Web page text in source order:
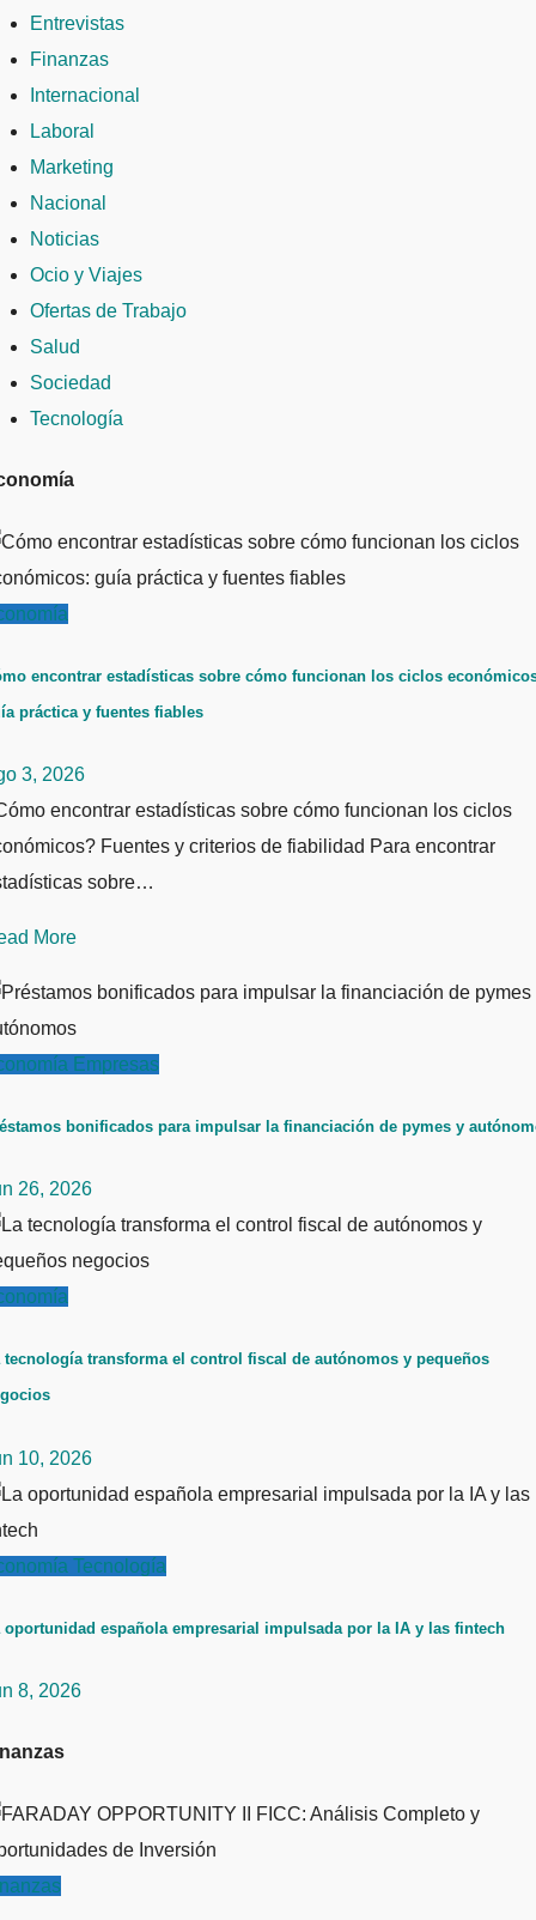
Entrevistas
Finanzas
Internacional
Laboral
Marketing
Nacional
Noticias
Ocio y Viajes
Ofertas de Trabajo
Salud
Sociedad
Tecnología
encontrar estadísticas sobre cómo funcionan los ciclos
práctica y fuentes fiables
3, 2026
encontrar estadísticas sobre cómo funcionan los ciclos
Fuentes y criterios de fiabilidad Para encontrar
sobre…
More
Empresas
bonificados para impulsar la financiación de pymes y
26, 2026
tecnología transforma el control fiscal de autónomos y pequeños
10, 2026
Tecnología
oportunidad española empresarial impulsada por la IA y las fintech
8, 2026